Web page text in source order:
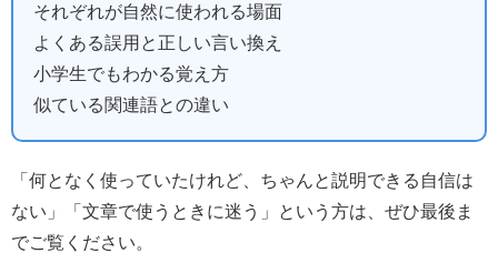
それぞれが自然に使われる場面
よくある誤用と正しい言い換え
小学生でもわかる覚え方
似ている関連語との違い
「何となく使っていたけれど、ちゃんと説明できる自信は
ない」「文章で使うときに迷う」という方は、ぜひ最後ま
でご覧ください。